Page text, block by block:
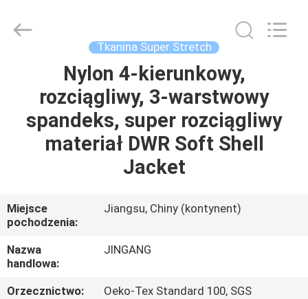
PRODUKTY
WYCIECZKA
PO
FABRYCE
Textile
Co.,Ltd.
Tkanina Super Stretch
Nylon 4-kierunkowy,
rozciągliwy, 3-warstwowy
spandeks, super rozciągliwy
materiał DWR Soft Shell
Jacket
Miejsce
pochodzenia:
Jiangsu, Chiny (kontynent)
Nazwa
handlowa:
JINGANG
Orzecznictwo:
Oeko-Tex Standard 100, SGS